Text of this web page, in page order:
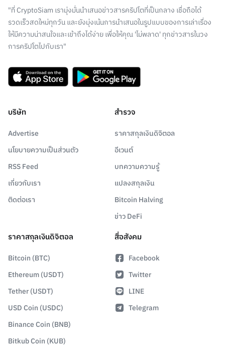
"ที่ CryptoSiam เรามุ่งมั่นนำเสนอข่าวสารคริปโตที่เป็นกลาง เชื่อถือได้
รวดเร็วสดใหม่ทุกวัน และยังมุ่งเน้นการนำเสนอในรูปแบบของการเล่าเรื่อง
ให้มีความน่าสนใจและเข้าถึงได้ง่าย เพื่อให้คุณ 'ไม่พลาด' ทุกข่าวสารในวง
การคริปโตไปกับเรา"
บริษัท
Advertise
นโยบายความเป็นส่วนตัว
RSS Feed
เกี่ยวกับเรา
ติดต่อเรา
สำรวจ
ราคาสกุลเงินดิจิตอล
อีเวนต์
บทความความรู้
แปลงสกุลเงิน
Bitcoin Halving
ข่าว DeFi
ราคาสกุลเงินดิจิตอล
Bitcoin (BTC)
Ethereum (USDT)
Tether (USDT)
USD Coin (USDC)
Binance Coin (BNB)
Bitkub Coin (KUB)
สื่อสังคม
Facebook
Twitter
LINE
Telegram